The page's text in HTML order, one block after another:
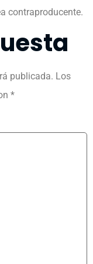
contraproducente.
publicada. Los
*